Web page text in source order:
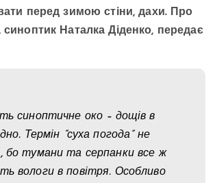
перед зимою стіни, дахи. Про
Наталка Діденко, передає
синоптичне око – дощів в
Термін “суха погода” не
бо тумани та серпанки все ж
вологи в повітря. Особливо